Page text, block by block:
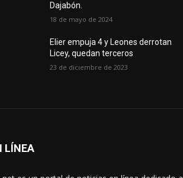
Dajabón.
18 de mayo de 2024
Elier empuja 4 y Leones derrotan
Licey, quedan terceros
23 de diciembre de 2023
LÍNEA